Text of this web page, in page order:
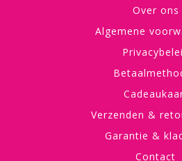
Over ons
Algemene
Verzenden &
Garantie &
Contact